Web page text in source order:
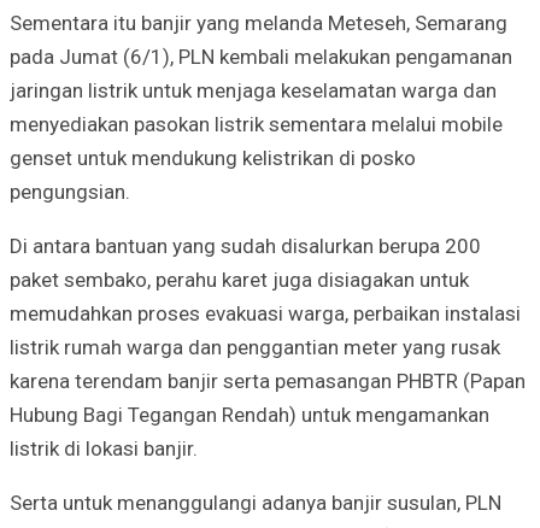
Sementara itu banjir yang melanda Meteseh, Semarang
pada Jumat (6/1), PLN kembali melakukan pengamanan
jaringan listrik untuk menjaga keselamatan warga dan
menyediakan pasokan listrik sementara melalui mobile
genset untuk mendukung kelistrikan di posko
pengungsian.
Di antara bantuan yang sudah disalurkan berupa 200
paket sembako, perahu karet juga disiagakan untuk
memudahkan proses evakuasi warga, perbaikan instalasi
listrik rumah warga dan penggantian meter yang rusak
karena terendam banjir serta pemasangan PHBTR (Papan
Hubung Bagi Tegangan Rendah) untuk mengamankan
listrik di lokasi banjir.
Serta untuk menanggulangi adanya banjir susulan, PLN